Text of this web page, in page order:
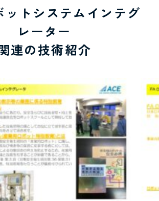
ットシステムインテグ
レーター
連の技術紹介